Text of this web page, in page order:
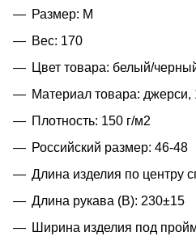
Размер: M
Вес: 170
Цвет товара: белый/
Материал товара: джерси,
Плотность: 150 г/м2
Российский размер: 46-48
Длина изделия по центру
Длина рукава (B): 230±15
Ширина изделия под